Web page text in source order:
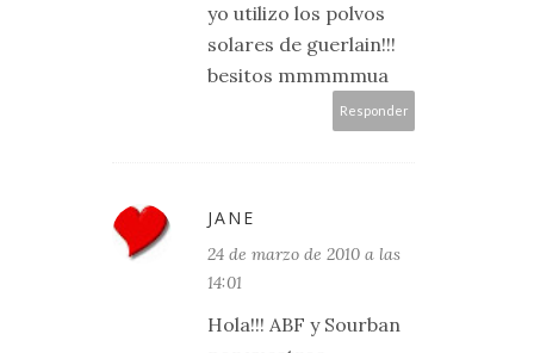
yo utilizo los polvos
solares de guerlain!!!
besitos mmmmmua
Responder
JANE
24 de marzo de 2010 a las
14:01
Hola!!! ABF y Sourban